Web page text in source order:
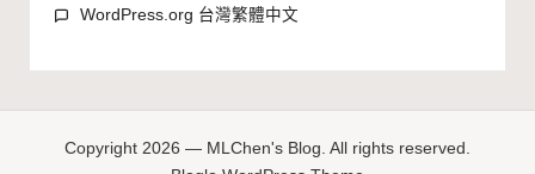
WordPress.org 台灣繁體中文
Copyright 2026 — MLChen's Blog. All rights reserved.